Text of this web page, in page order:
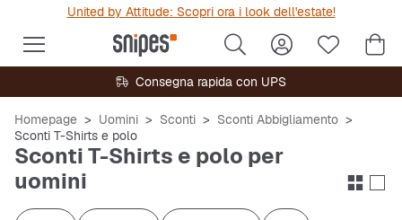
United by Attitude: Scopri ora i look dell'estate!
Consegna rapida con UPS
Homepage Uomini Sconti
Sconti Abbigliamento
Sconti T-Shirts e polo
Sconti T-Shirts e polo per
uomini